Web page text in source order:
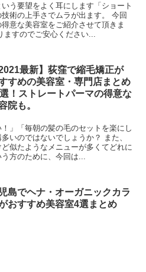
う要望をよく耳にします「ショート
術の上手さでムラが出ます。 今回
意な美容室をご紹介させて頂きま
すのでご安心ください...
2021最新】荻窪で縮毛矯正が
すめの美容室・専門店まとめ
！ストレートパーマの得意な
院も。
」「毎朝の髪の毛のセットを楽にし
いのではないでしょうか？ また、
似たようなメニューが多くてどれに
方のために、今回は...
島でヘナ・オーガニックカラ
おすすめ美容室4選まとめ